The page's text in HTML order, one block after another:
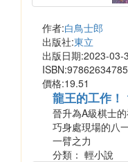
作者:白鳥士郎
出版社:東立
出版日期:2023-03-
價格:19.51
龍王的工作！
晉升為A級棋士
巧身處現場的八
一臂之力
分類： 輕小說